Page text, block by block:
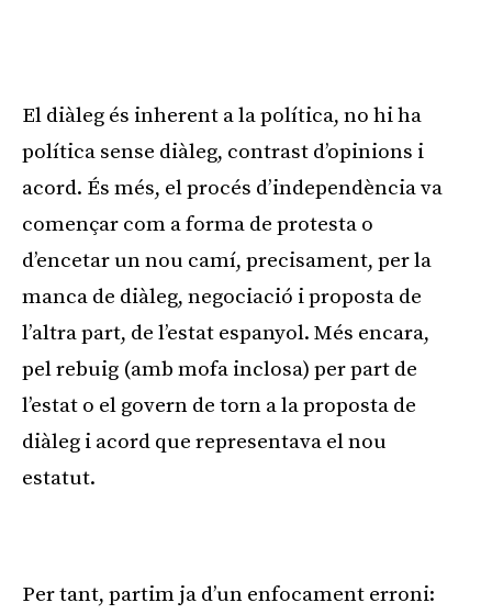
El diàleg és inherent a la política, no hi ha
política sense diàleg, contrast d’opinions i
acord. És més, el procés d’independència va
començar com a forma de protesta o
d’encetar un nou camí, precisament, per la
manca de diàleg, negociació i proposta de
l’altra part, de l’estat espanyol. Més encara,
pel rebuig (amb mofa inclosa) per part de
l’estat o el govern de torn a la proposta de
diàleg i acord que representava el nou
estatut.
Per tant, partim ja d’un enfocament erroni: